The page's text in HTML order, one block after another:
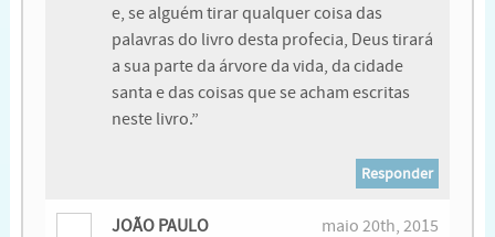
e, se alguém tirar qualquer coisa das
palavras do livro desta profecia, Deus tirará
a sua parte da árvore da vida, da cidade
santa e das coisas que se acham escritas
neste livro.”
Responder
JOÃO PAULO
maio 20th, 2015